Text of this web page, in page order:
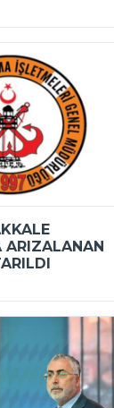
ARIZALANAN